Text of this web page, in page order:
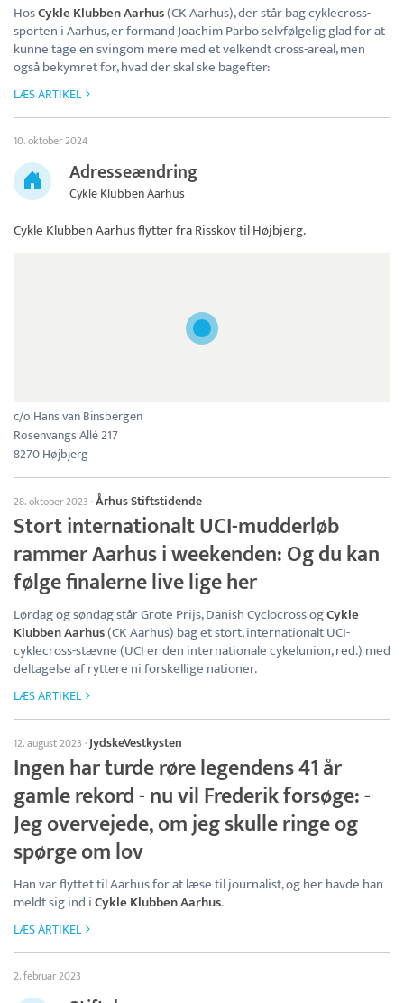
HosCykle Klubben Aarhus(CK Aarhus), der står bag cyklecross-
sporten i Aarhus, er formand Joachim Parbo selvfølgelig glad for at
kunne tage en svingom mere med et velkendt cross-areal, men
også bekymret for, hvad der skal ske bagefter:
LÆS ARTIKEL
10. oktober 2024
Adresseændring
Cykle Klubben Aarhus
Cykle Klubben Aarhusflytter fra Risskov til Højbjerg.
c/o Hans van Binsbergen
Rosenvangs Allé 217
8270 Højbjerg
28. oktober 2023 ·Århus Stiftstidende
Stort internationalt UCI-mudderløb
rammer Aarhus i weekenden: Og du kan
følge finalerne live lige her
Lørdag og søndag står Grote Prijs, Danish Cyclocross ogCykle
Klubben Aarhus(CK Aarhus) bag et stort, internationalt UCI-
cyklecross-stævne (UCI er den internationale cykelunion, red.) med
deltagelse af ryttere ni forskellige nationer.
LÆS ARTIKEL
12. august 2023 ·JydskeVestkysten
Ingen har turde røre legendens 41 år
gamle rekord - nu vil Frederik forsøge: -
Jeg overvejede, om jeg skulle ringe og
spørge om lov
Han var flyttet til Aarhus for at læse til journalist, og her havde han
meldt sig ind iCykle Klubben Aarhus.
LÆS ARTIKEL
2. februar 2023